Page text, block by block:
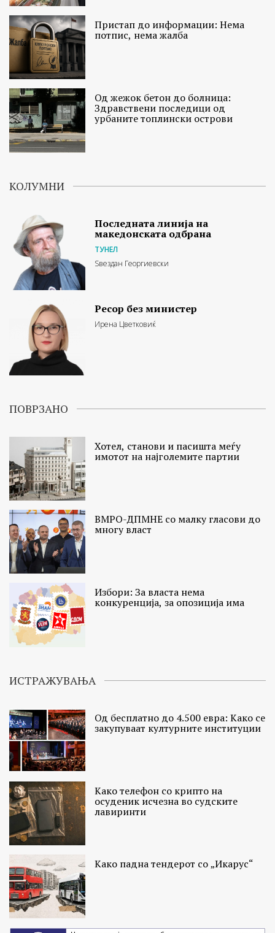
Пристап до информации: Нема
потпис, нема жалба
Од жежок бетон до болница:
Здравствени последици од
урбаните топлински острови
КОЛУМНИ
Последната линија на
македонската одбрана
ТУНЕЛ
Ѕвездан Георгиевски
Ресор без министер
Ирена Цветковиќ
ПОВРЗАНО
Хотел, станови и пасишта меѓу
имотот на најголемите партии
ВМРО-ДПМНЕ со малку гласови до
многу власт
Избори: За власта нема
конкуренција, за опозиција има
ИСТРАЖУВАЊА
Од бесплатно до 4.500 евра: Како се
закупуваат културните институции
Како телефон со крипто на
осуденик исчезна во судските
лавиринти
Како падна тендерот со „Икарус“